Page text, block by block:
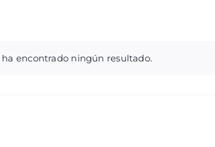
Aviso
ha encontrado ningún resultado.